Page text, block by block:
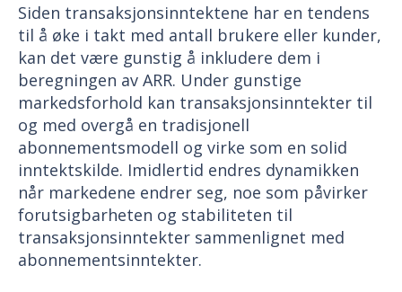
Siden transaksjonsinntektene har en tendens
til å øke i takt med antall brukere eller kunder,
kan det være gunstig å inkludere dem i
beregningen av ARR. Under gunstige
markedsforhold kan transaksjonsinntekter til
og med overgå en tradisjonell
abonnementsmodell og virke som en solid
inntektskilde. Imidlertid endres dynamikken
når markedene endrer seg, noe som påvirker
forutsigbarheten og stabiliteten til
transaksjonsinntekter sammenlignet med
abonnementsinntekter.